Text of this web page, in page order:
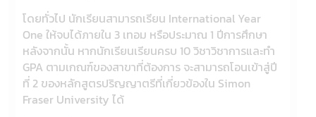
โดยทั่วไป นักเรียนสามารถเรียน International Year
One ให้จบได้ภายใน 3 เทอม หรือประมาณ 1 ปีการศึกษา
หลังจากนั้น หากนักเรียนเรียนครบ 10 วิชาวิชาการและทำ
GPA ตามเกณฑ์ของสาขาที่ต้องการ จะสามารถโอนเข้าสู่ปี
ที่ 2 ของหลักสูตรปริญญาตรีที่เกี่ยวข้องใน Simon
Fraser University ได้